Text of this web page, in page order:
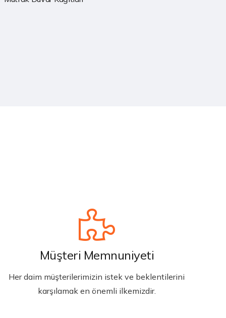
Müşteri Memnuniyeti
Her daim müşterilerimizin istek ve beklentilerini
karşılamak en önemli ilkemizdir.